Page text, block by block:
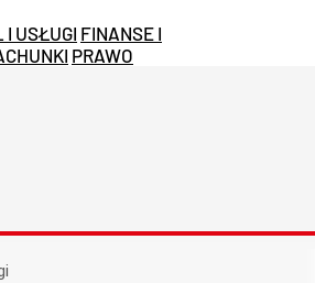
I USŁUGI FINANSE I
PRAWO